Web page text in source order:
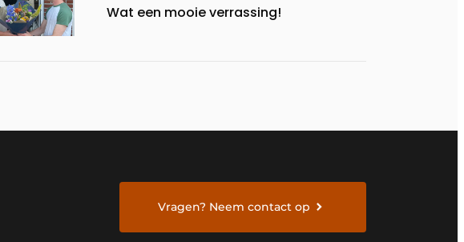
Wat een mooie verrassing!
Vragen? Neem contact op